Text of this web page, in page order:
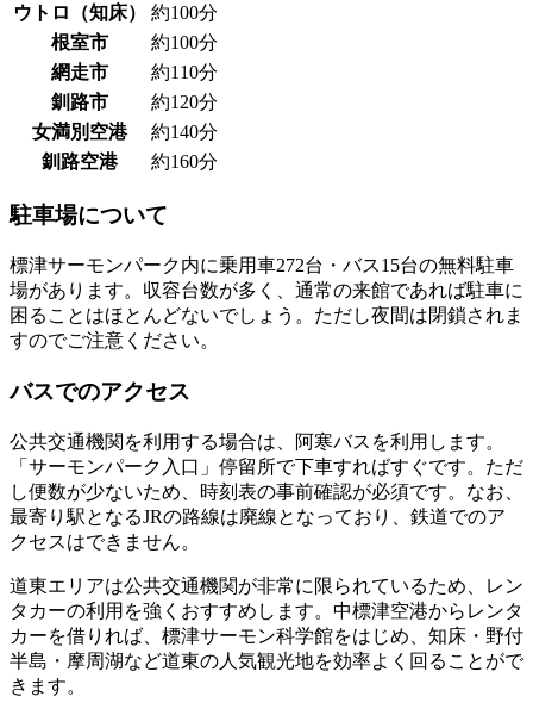
ウトロ（知床）
約100分
根室市
約100分
網走市
約110分
釧路市
約120分
女満別空港
約140分
釧路空港
約160分
駐車場について
標津サーモンパーク内に乗用車272台・バス15台の無料駐車
場があります。収容台数が多く、通常の来館であれば駐車に
困ることはほとんどないでしょう。ただし夜間は閉鎖されま
すのでご注意ください。
バスでのアクセス
公共交通機関を利用する場合は、阿寒バスを利用します。
「サーモンパーク入口」停留所で下車すればすぐです。ただ
し便数が少ないため、時刻表の事前確認が必須です。なお、
最寄り駅となるJRの路線は廃線となっており、鉄道でのア
クセスはできません。
道東エリアは公共交通機関が非常に限られているため、
レン
タカーの利用を強くおすすめします。中標津空港からレンタ
カーを借りれば、標津サーモン科学館をはじめ、知床・野付
半島・摩周湖など道東の人気観光地を効率よく回ることがで
きます。